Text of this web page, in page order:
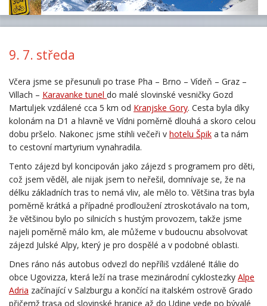
9. 7. středa
Včera jsme se přesunuli po trase Pha – Brno – Vídeň – Graz –
Villach – Karavanke tunel do malé slovinské vesničky Gozd
Martuljek vzdálené cca 5 km od Kranjske Gory . Cesta byla díky
kolonám na D1 a hlavně ve Vídni poměrně dlouhá a skoro celou
dobu pršelo. Nakonec jsme stihli večeři v hotelu Špik a ta nám
to cestovní martyrium vynahradila.
Tento zájezd byl koncipován jako zájezd s programem pro děti,
což jsem věděl, ale nijak jsem to neřešil, domnívaje se, že na
délku základních tras to nemá vliv, ale mělo to. Většina tras byla
poměrně krátká a případné prodloužení ztroskotávalo na tom,
že většinou bylo po silnicích s hustým provozem, takže jsme
najeli poměrně málo km, ale můžeme v budoucnu absolvovat
zájezd Julské Alpy, který je pro dospělé a v podobné oblasti.
Dnes ráno nás autobus odvezl do nepříliš vzdálené Itálie do
obce Ugovizza, která leží na trase mezinárodní cyklostezky Alpe
Adria začínající v Salzburgu a končící na italském ostrově Grado
přičemž trasa od slovinské hranice až do Udine vede po bývalé